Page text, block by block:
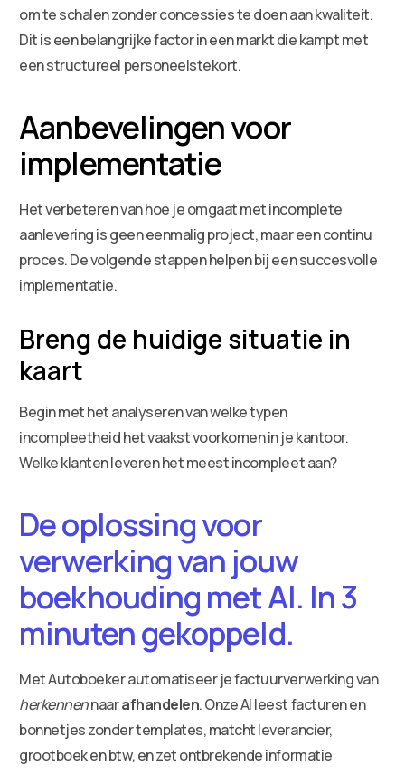
om te schalen zonder concessies te doen aan kwaliteit.
Dit is een belangrijke factor in een markt die kampt met
een structureel personeelstekort.
Aanbevelingen voor
implementatie
Het verbeteren van hoe je omgaat met incomplete
aanlevering is geen eenmalig project, maar een continu
proces. De volgende stappen helpen bij een succesvolle
implementatie.
Breng de huidige situatie in
kaart
Begin met het analyseren van welke typen
incompleetheid het vaakst voorkomen in je kantoor.
Welke klanten leveren het meest incompleet aan?
De oplossing voor
verwerking van jouw
boekhouding met AI. In 3
minuten gekoppeld.
Met Autoboeker automatiseer je factuurverwerking van
herkennennaarafhandelen. Onze AI leest facturen en
bonnetjes zonder templates, matcht leverancier,
grootboek en btw, en zet ontbrekende informatie